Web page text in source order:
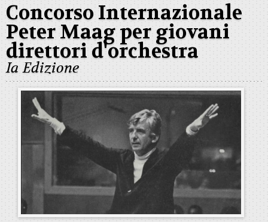
Concorso Internazionale
Peter Maag per giovani
direttori d'orchestra
Ia Edizione